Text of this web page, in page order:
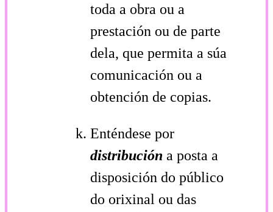
toda a obra ou a
prestación ou de parte
dela, que permita a súa
comunicación ou a
obtención de copias.
Enténdese por
distribución a posta a
disposición do público
do orixinal ou das